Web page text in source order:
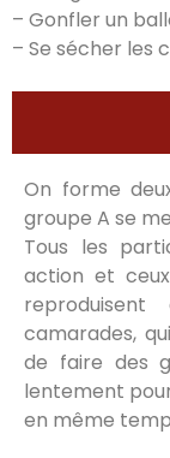
– Gonfler un
– Se sécher les
On forme
groupe A se
Tous les
action et
camarades,
de faire des
lentement
en même